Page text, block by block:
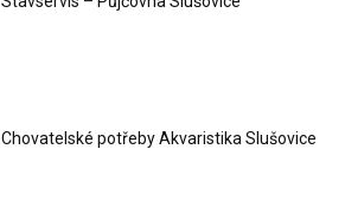
Chovatelské potřeby Akvaristika Slušovice